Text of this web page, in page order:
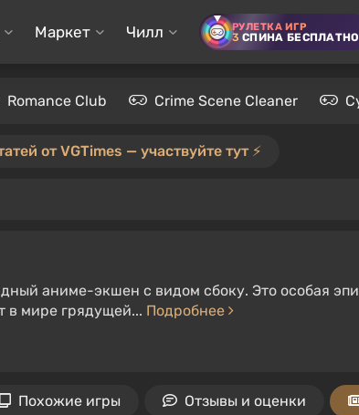
Маркет Чилл РУЛЕТКА ИГР
3 СПИНА БЕСПЛАТНО
Romance Club Crime Scene Cleaner
от VGTimes — участвуйте тут ⚡️
аниме-экшен с видом сбоку. Это особая
в мире грядущей... Подробнее
Похожие игры Отзывы и оценки